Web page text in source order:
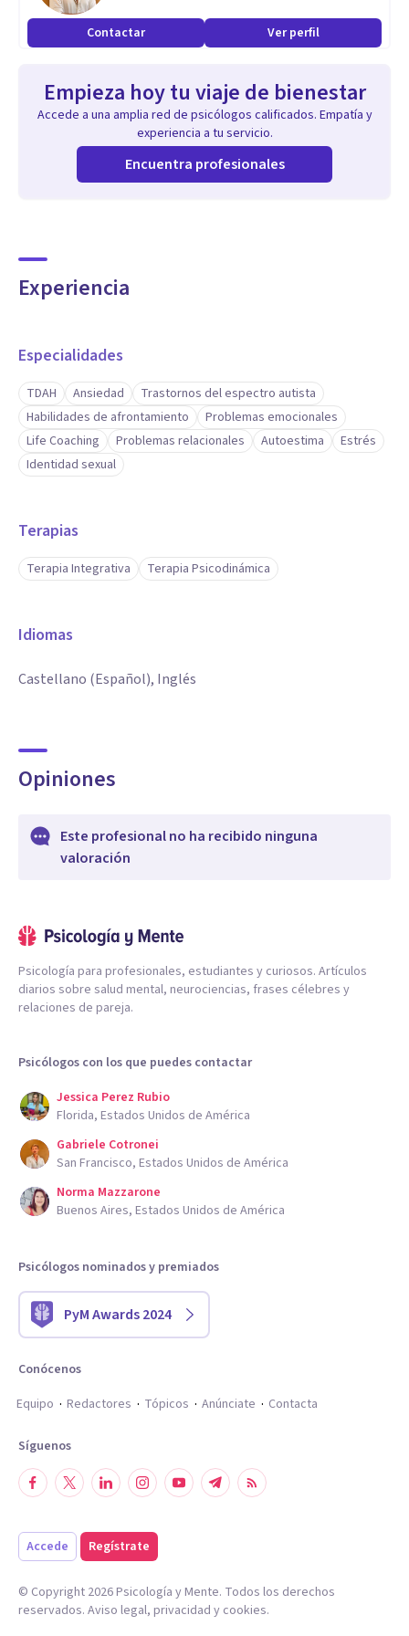
Aptitudes
persona autista y con ello puedo comprender
inherentemente las perspectivas y experiencias que una
persona neurodivergente presenta en su día a día, quiero
brindarle este apoyo a las personas adultas que consideran
Contactar Ver perfil
Empieza hoy tu viaje de bienestar
Accede a una amplia red de psicólogos calificados. Empatía y
experiencia a tu servicio.
Encuentra profesionales
Experiencia
Especialidades
TDAH Ansiedad
Trastornos del espectro autista
Habilidades de afrontamiento
Problemas emocionales
Life Coaching
Problemas relacionales Autoestima
Estrés
Identidad sexual
Terapias
Terapia Integrativa Terapia Psicodinámica
Idiomas
Castellano (Español), Inglés
Opiniones
Este profesional no ha recibido ninguna
valoración
Psicología para profesionales, estudiantes y curiosos. Artículos
diarios sobre salud mental, neurociencias, frases célebres y
relaciones de pareja.
Psicólogos con los que puedes contactar
Jessica Perez Rubio
Florida, Estados Unidos de América
Gabriele Cotronei
San Francisco, Estados Unidos de América
Norma Mazzarone
Buenos Aires, Estados Unidos de América
Psicólogos nominados y premiados
PyM Awards 2024
Conócenos
Equipo
Redactores Tópicos Anúnciate Contacta
Síguenos
Accede Regístrate
© Copyright 2026Psicología y Mente. Todos los derechos
reservados. Aviso legal, privacidad y cookies.